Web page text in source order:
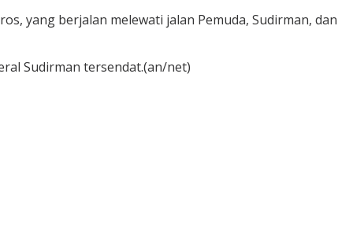
yang berjalan melewati jalan Pemuda, Sudirman, dan
Sudirman tersendat.(an/net)